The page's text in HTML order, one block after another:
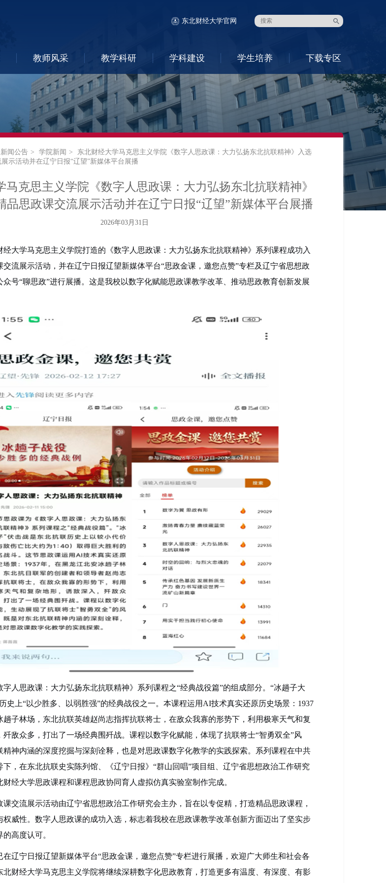
东北财经大学官网
教师风采 教学科研 学科建设 学生培养 下载专区
新闻公告 学院新闻
东北财经大学马克思主义学院《数字人思政课：大力弘扬东北抗联精神》入选
示活动并在辽宁日报“辽望”新媒体平台展播
马克思主义学院《数字人思政课：大力弘扬东北抗联精神》
品思政课交流展示活动并在辽宁日报“辽望”新媒体平台展播
2026年03月31日
经大学马克思主义学院打造的《数字人思政课：大力弘扬东北抗联精神》系列课程成功入
流展示活动， 并在辽宁日报辽望新媒体平台“思政金课 ， 邀您点赞”专栏及辽宁省思想政
众号“聊思政”进行展播。这是我校以数字化赋能思政课教学改革、推动思政教育创新发展
字人思政课：大力弘扬东北抗联精神》系列 课程之“经典战役篇”的组成部分。 “冰趟子大
史上“以少胜多、以弱胜强”的经典战役之一。 本课程运用 AI技术真实还原历史场景： 1937
趟子林场 ， 东北抗联英雄赵尚志指挥抗联将士，在敌众我寡的形势下 ， 利用极寒天气和复
歼敌众多，打出了一场经典围歼战。课程 以数字化赋能 ， 体现了抗联将士“智勇双全”风
精神内涵的深度挖掘与深刻诠释， 也是对思政课数字化教学的实践探索。 系列课程在中共
，在东北抗联史实陈列馆、《辽宁日报》 “群山回唱”项目组
辽宁省思想政治工作研究
财经大学思政课程和课程思政协同育人 虚拟仿真实验室制作完成。
课交流展示活动由辽宁省思想政治工作研究会主办，旨在以专促精，打造精品思政课程，
权威性。数字人思政课的成功入选，标志着我校在思政课教学改革创新方面迈出了坚实步
高度认可。
在辽宁日报辽望新媒体平台“思政金课 ， 邀您点赞”专栏进行展播，欢迎广大师生和社会各
北财经大学马克思主义学院将继续深耕数字化思政教育，打造更多有温度、有深度、有影